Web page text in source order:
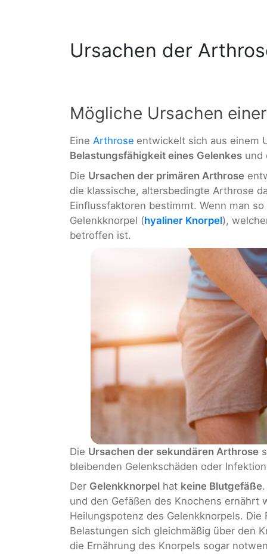
Ursachen der
Mögliche Ursachen
Eine Arthrose entwickelt sich aus einem
Belastungsfähigkeit eines Gelenkes und
Die Ursachen der primären Arthrose
die klassische, altersbedingte Arthrose
Einflussfaktoren bestimmt. Wenn man
Gelenkknorpel (hyaliner Knorpel),
betroffen ist.
Die Ursachen der sekundären Arthrose
bleibenden Gelenkschäden oder
Der Gelenkknorpel hat keine Blutgefäße
und den Gefäßen des Knochens ernährt
Heilungspotenz des Gelenkknorpels.
Belastungen sich gleichmäßig über den
die Ernährung des Knorpels sogar